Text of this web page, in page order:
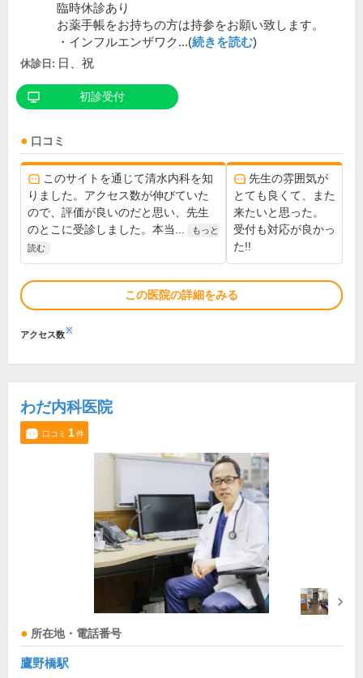
臨時休診あり
お薬手帳をお持ちの方は持参をお願い致します。
・インフルエンザワク...(続きを読む)
休診日: 日、祝
初診受付
口コミ
このサイトを通じて清水内科を知
りました。アクセス数が伸びていた
ので、評価が良いのだと思い、先生
のとこに受診しました。本当...
もっと
読む
先生の雰囲気が
とても良くて、また
来たいと思った。
受付も対応が良かっ
た!!
この医院の詳細をみる
アクセス数※
わだ内科医院
口コミ 1件
所在地・電話番号
鷹野橋駅